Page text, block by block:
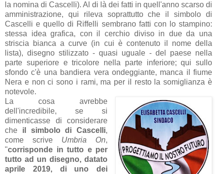
la nomina di Cascelli). Al di là dei fatti in quell'anno scarso di
amministrazione, qui rileva soprattutto che il simbolo di
Cascelli e quello di Riffelli sembrano fatti con lo stampino:
stessa idea grafica, con il cerchio diviso in due da una
striscia bianca a curve (in cui è contenuto il nome della
lista), disegno stilizzato - quasi uguale - del paese nella
parte superiore e tricolore nella parte inferiore; qui sullo
sfondo c'è una bandiera vera ondeggiante, manca il fiume
Nera e non ci sono i rami, ma per il resto la somiglianza è
notevole.
La cosa avrebbe
dell'incredibile, se si
dimenticasse di considerare
che il simbolo di Cascelli,
come scrive Umbria On,
"corrisponde in tutto e per
tutto ad un disegno, datato
aprile 2019, di uno dei